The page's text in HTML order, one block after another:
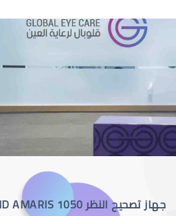
جهاز تصحيح النظر SCHWIND AMARIS 1050